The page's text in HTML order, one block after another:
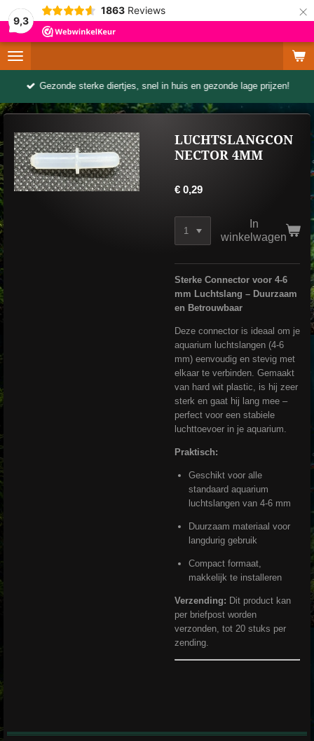
9,3
1863 Reviews ×
Gezonde sterke diertjes, snel in huis en gezonde lage prijzen!
LUCHTSLANGCON
NECTOR 4MM
€ 0,29
In
winkelwagen
Sterke Connector voor 4-6
mm Luchtslang – Duurzaam
en Betrouwbaar
Deze connector is ideaal om je
aquarium luchtslangen (4-6
mm) eenvoudig en stevig met
elkaar te verbinden. Gemaakt
van hard wit plastic, is hij zeer
sterk en gaat hij lang mee –
perfect voor een stabiele
luchttoevoer in je aquarium.
Praktisch:
Geschikt voor alle
standaard aquarium
luchtslangen van 4-6 mm
Duurzaam materiaal voor
langdurig gebruik
Compact formaat,
makkelijk te installeren
Verzending: Dit product kan
per briefpost worden
verzonden, tot 20 stuks per
zending.